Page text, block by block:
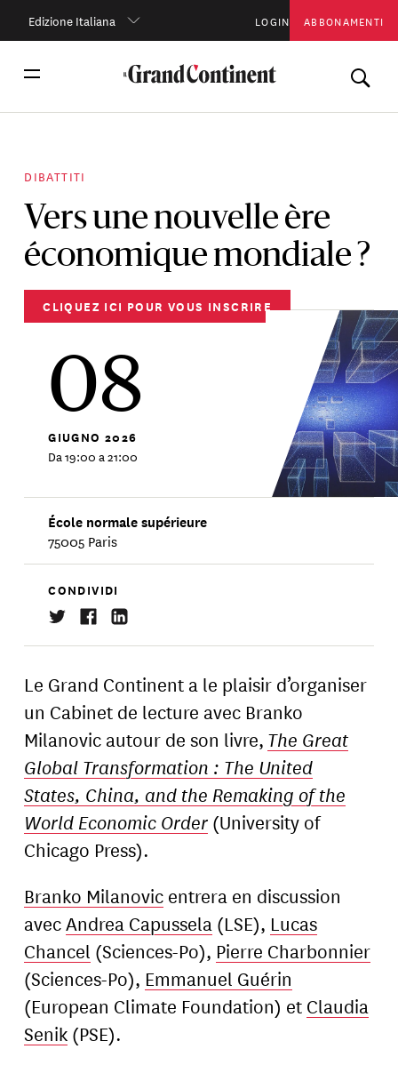
Edizione Italiana LOGIN ABBONAMENTI
DIBATTITI
Vers une nouvelle ère
économique mondiale ?
CLIQUEZ ICI POUR VOUS INSCRIRE
08
GIUGNO 2026
Da 19:00 a 21:00
École normale supérieure
75005 Paris
CONDIVIDI
Le Grand Continent a le plaisir d’organiser
un Cabinet de lecture avec Branko
Milanovic autour de son livre, The Great
Global Transformation : The United
States, China, and the Remaking of the
World Economic Order (University of
Chicago Press).
Branko Milanovic entrera en discussion
avecAndrea Capussela (LSE), Lucas
Chancel (Sciences-Po), Pierre Charbonnier
(Sciences-Po), Emmanuel Guérin
(European Climate Foundation) et Claudia
Senik (PSE).